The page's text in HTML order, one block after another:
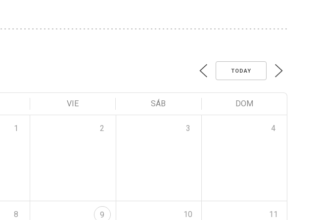
TODAY
VIE SÁB DOM
1 2 3 4
8 9 10 11